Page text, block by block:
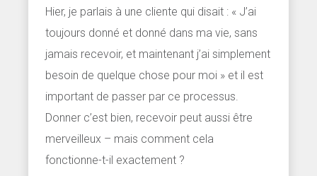
Hier, je parlais à une cliente qui disait : « J’ai
toujours donné et donné dans ma vie, sans
jamais recevoir, et maintenant j’ai simplement
besoin de quelque chose pour moi » et il est
important de passer par ce processus.
Donner c’est bien, recevoir peut aussi être
merveilleux – mais comment cela
fonctionne-t-il exactement ?